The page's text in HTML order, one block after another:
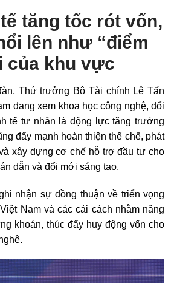
tăng tốc rót vốn,
lên như “điểm
của khu vực
Thứ trưởng Bộ Tài chính Lê Tấn
đang xem khoa học công nghệ, đổi
tế tư nhân là động lực tăng trưởng
đẩy mạnh hoàn thiện thể chế, phát
xây dựng cơ chế hỗ trợ đầu tư cho
dẫn và đổi mới sáng tạo.
nhận sự đồng thuận về triển vọng
Nam và các cải cách nhằm nâng
khoán, thúc đẩy huy động vốn cho